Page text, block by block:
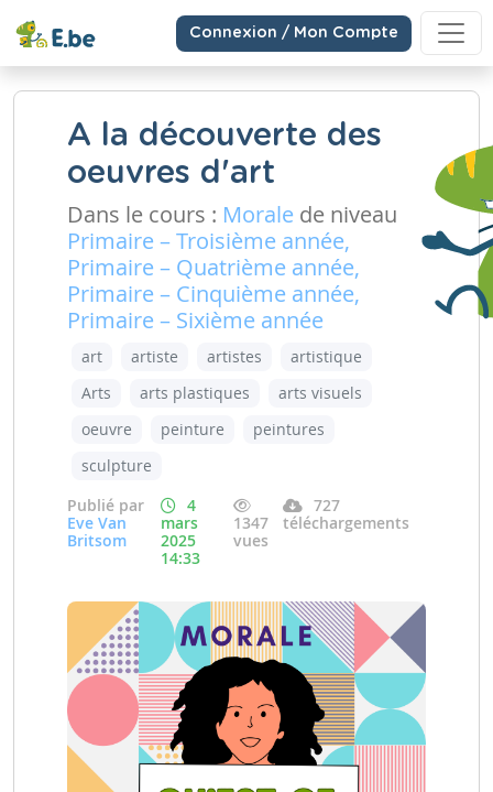
Connexion / Mon Compte
A la découverte des
oeuvres d'art
Dans le cours : Morale de niveau
Primaire – Troisième année,
Primaire – Quatrième année,
Primaire – Cinquième année,
Primaire – Sixième année
art artiste artistes
artistique
Arts
arts plastiques
arts visuels
oeuvre
peinture
peintures
sculpture
Publié par
Eve Van
Britsom
4
mars
2025
14:33
1347
vues
727
téléchargements